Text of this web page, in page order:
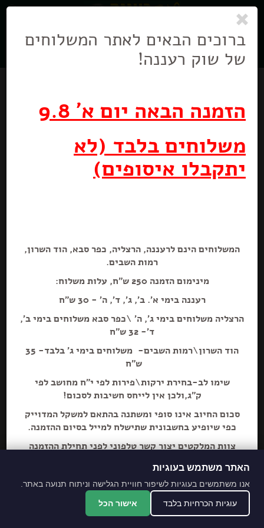
ניווט
בניווט
ברוכים הבאים לאתר המשלוחים
של שוק רעננה!
הזמנה הבאה יום א' 9.8
משלוחים בלבד (לא
יתקבלו איסופים)
המשלוחים הינם לרעננה, הרצליה, כפר סבא, הוד השרון,
רמות השבים.
מינימום הזמנה 250 ש"ח, עלות משלוח:
רעננה בימי א'. ב', ג', ד', ה' - 30 ש"ח
הרצליה משלוחים בימי ג', ה' \כפר סבא משלוחים בימי ב',
ד'- 32 ש"ח
הוד השרון\רמות השבים- משלוחים בימי ג' בלבד- 35
ש"ח
שימו לב-בחירת ירקות\פירות לפי י"ח מחושב לפי
ק"ג,ולכן אין לייחס חשיבות לסכום!
סכום החיוב אינו סופי ומשתנה בהתאם למשקל המדוייק
כפי שיופיע בחשבונית שתישלח למייל בסיום ההזמנה.
צוות המלקטים יצור קשר טלפוני לפני תחילת ההזמנה
מתחייבים לסחורה הכי
מובחרת!
*האתר והמקום עם נגישות מלאה לנכים.
האתר משתמש בעוגיות
אנו משתמשים בעוגיות לשיפור חוויית הגלישה וניתוח תנועה באתר.
עוגיות הכרחיות בלבד אישור הכל